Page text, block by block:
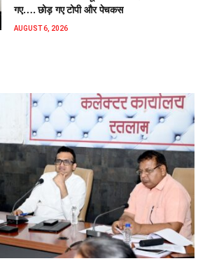
गए…. छोड़ गए टोपी और पेचकस
AUGUST 6, 2026